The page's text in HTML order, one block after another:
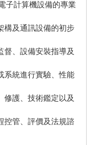
子計算機設備的專業
構及通訊設備的初步
督、設備安裝指導及
系統進行實驗、性能
修護、技術鑑定以及
控管、評價及法規諮